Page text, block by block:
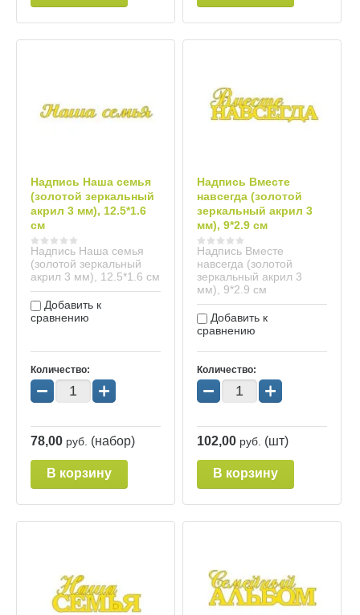
Надпись Наша семья
(золотой зеркальный
акрил 3 мм), 12.5*1.6
см
Надпись Наша семья
(золотой зеркальный
акрил 3 мм), 12.5*1.6 см
Добавить к
сравнению
Количество:
− +
78,00 руб. (набор)
В корзину
Надпись Вместе
навсегда (золотой
зеркальный акрил 3
мм), 9*2.9 см
Надпись Вместе
навсегда (золотой
зеркальный акрил 3
мм), 9*2.9 см
Добавить к
сравнению
Количество:
− +
102,00 руб. (шт)
В корзину